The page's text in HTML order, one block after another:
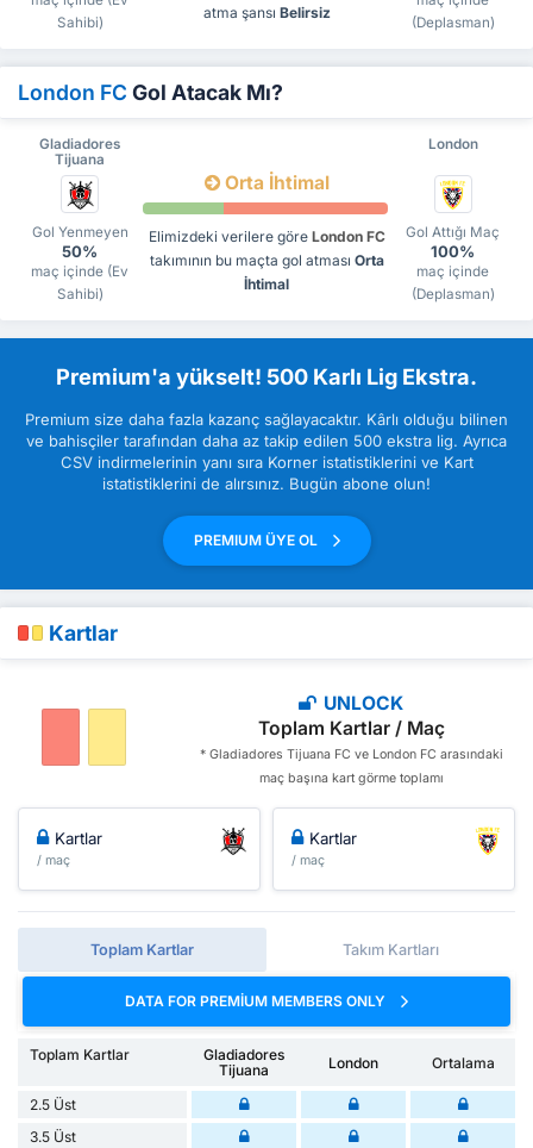
Sahibi)
atma şansı Belirsiz
(Deplasman)
London FC Gol Atacak Mı?
Gladiadores
Tijuana
London
Gol Yenmeyen
50%
maç içinde (Ev
Sahibi)
Orta İhtimal
Elimizdeki verilere göre London FC
takımının bu maçta gol atması Orta
İhtimal
Gol Attığı Maç
100%
maç içinde
(Deplasman)
Premium'a yükselt! 500 Karlı Lig Ekstra.
Premium size daha fazla kazanç sağlayacaktır. Kârlı olduğu bilinen
ve bahisçiler tarafından daha az takip edilen 500 ekstra lig. Ayrıca
CSV indirmelerinin yanı sıra Korner istatistiklerini ve Kart
istatistiklerini de alırsınız. Bugün abone olun!
PREMIUM ÜYE OL
Kartlar
UNLOCK
Toplam Kartlar / Maç
* Gladiadores Tijuana FC ve London FC arasındaki
maç başına kart görme toplamı
Kartlar
/ maç
Kartlar
/ maç
Toplam Kartlar Takım Kartları
DATA FOR PREMIUM MEMBERS ONLY
Toplam Kartlar
Gladiadores
Tijuana
London Ortalama
2.5 Üst
3.5 Üst